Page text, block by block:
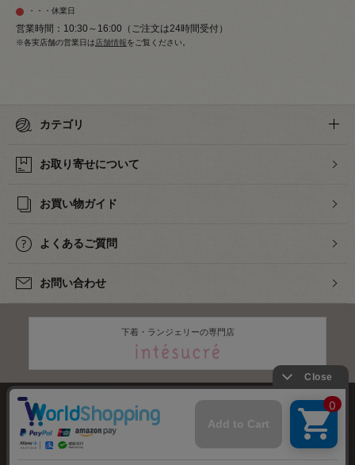
・・・休業日
営業時間：10:30～16:00（ご注文は24時間受付）
※各実店舗の営業日は店舗情報をご覧ください。
カテゴリ
お取り寄せについて
お買い物ガイド
よくあるご質問
お問い合わせ
下着・ランジェリーの専門店
株式会社オカダヤ
特定商取引法に基づく表記 サイトマップ